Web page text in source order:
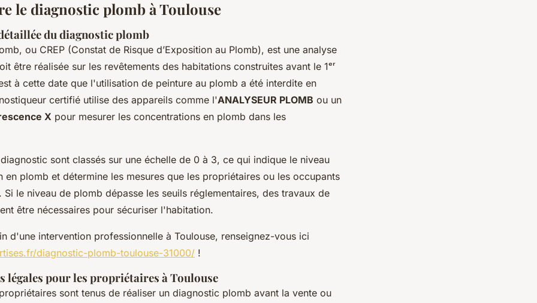
le diagnostic plomb à Toulouse
du diagnostic plomb
ou CREP (Constat de Risque d’Exposition au Plomb), est une analyse
être réalisée sur les revêtements des habitations construites avant le 1ᵉʳ
à cette date que l'utilisation de peinture au plomb a été interdite en
certifié utilise des appareils comme l'ANALYSEUR PLOMB ou un
X pour mesurer les concentrations en plomb dans les
sont classés sur une échelle de 0 à 3, ce qui indique le niveau
en plomb et détermine les mesures que les propriétaires ou les occupants
le niveau de plomb dépasse les seuils réglementaires, des travaux de
être nécessaires pour sécuriser l'habitation.
d'une intervention professionnelle à Toulouse, renseignez-vous ici
diagnostic-plomb-toulouse-31000/ !
légales pour les propriétaires à Toulouse
sont tenus de réaliser un diagnostic plomb avant la vente ou